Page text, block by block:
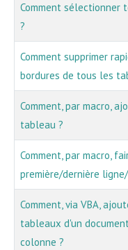
Comment sélectionner
?
Comment supprimer
bordures de tous les
Comment, par macro,
tableau ?
Comment, par macro,
première/dernière
Comment, via VBA,
tableaux d'un
colonne ?